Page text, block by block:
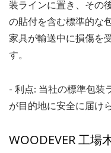
装ラインに置き、その
の貼付を含む標準的な
家具が輸送中に損傷を
す。
- 利点: 当社の標準包装
が目的地に安全に届け
WOODEVER 工場